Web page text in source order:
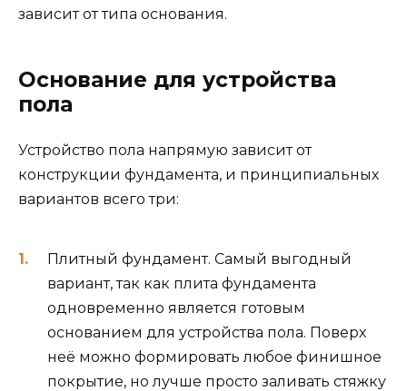
зависит от типа основания.
Основание для устройства
пола
Устройство пола напрямую зависит от
конструкции фундамента, и принципиальных
вариантов всего три:
Плитный фундамент. Самый выгодный
вариант, так как плита фундамента
одновременно является готовым
основанием для устройства пола. Поверх
неё можно формировать любое финишное
покрытие, но лучше просто заливать стяжку